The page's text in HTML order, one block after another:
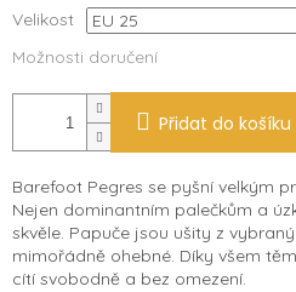
Velikost
Možnosti doručení
Přidat do košíku
Barefoot Pegres se pyšní velkým
Nejen dominantním palečkům a
skvěle. Papuče jsou ušity z
mimořádně ohebné. Díky všem
cítí svobodně a bez omezení.